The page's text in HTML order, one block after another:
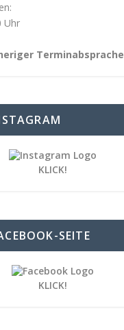
Uhr
Terminabsprache
KLICK!
SEITE
KLICK!